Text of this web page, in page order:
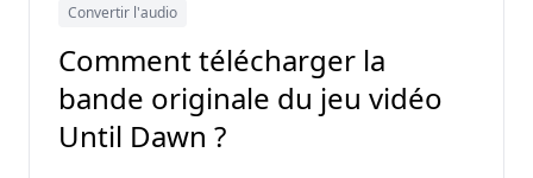
Convertir l'audio
Comment télécharger la
bande originale du jeu vidéo
Until Dawn ?